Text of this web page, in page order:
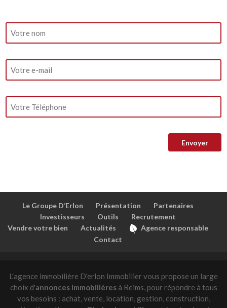
Le Groupe D’Erlon Présentation
Partenaires
Investisseurs
Outils
Recrutement
Vendre votre bien
Actualités
Agence responsable
Contact
L'agence immobilière D'erlon Immobilier vous propose un large
choix d'annonces immobilièresà Reims, pour répondre à tous
vos besoins : achat, vente, location, gestion, construction,